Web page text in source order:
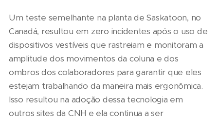
Um teste semelhante na planta de Saskatoon, no
Canadá, resultou em zero incidentes após o uso de
dispositivos vestíveis que rastreiam e monitoram a
amplitude dos movimentos da coluna e dos
ombros dos colaboradores para garantir que eles
estejam trabalhando da maneira mais ergonômica.
Isso resultou na adoção dessa tecnologia em
outros sites da CNH e ela continua a ser